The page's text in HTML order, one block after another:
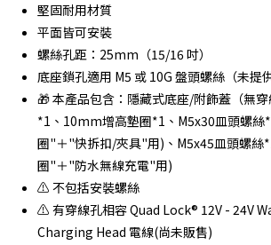
堅固耐用材質
平面皆可安裝
螺絲孔距：25mm（15/16 吋）
底座鎖孔適用 M5 或 10G 盤頭螺絲（未提供
🎁 本產品包含：隱藏式底座/附飾蓋（無穿
*1、10mm增高墊圈*1、M5x30皿頭螺絲
圈"＋"快拆扣/夾具"用)、M5x45皿頭螺絲
圈"＋"防水無線充電"用)
⚠ 不包括安裝螺絲
⚠ 有穿線孔相容 Quad Lock® 12V - 24V
Charging Head 電線(尚未販售)